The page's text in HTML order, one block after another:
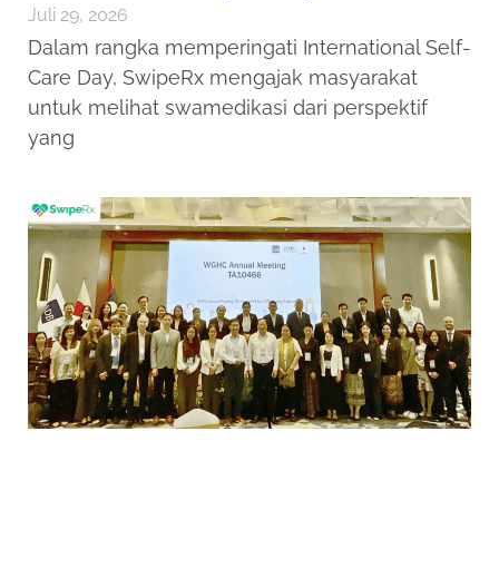
Juli 29, 2026
Dalam rangka memperingati International Self-
Care Day, SwipeRx mengajak masyarakat
untuk melihat swamedikasi dari perspektif
yang